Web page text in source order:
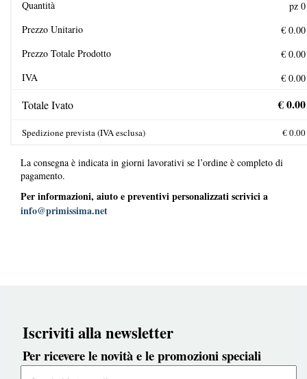
Quantità
Prezzo Unitario
Prezzo Totale Prodotto
IVA
Totale Ivato
Spedizione prevista (IVA esclusa)
La consegna è indicata in giorni lavorativi se l’ordine è completo di
pagamento.
Per informazioni, aiuto e preventivi personalizzati scrivici a
info@primissima.net
Iscriviti alla newsletter
Per ricevere le novità e le promozioni speciali